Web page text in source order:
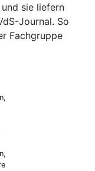
sie liefern
Journal. So
Fachgruppe